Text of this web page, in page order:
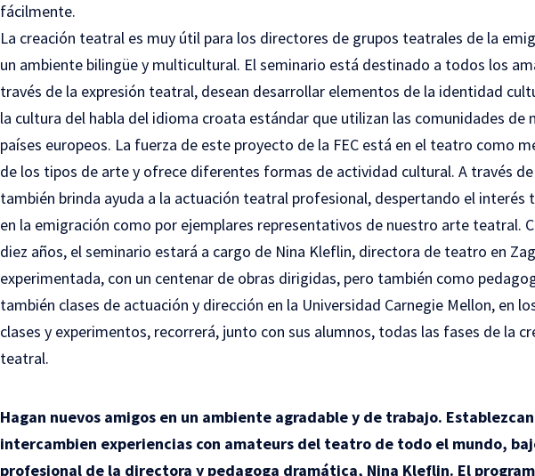
fácilmente.
La creación teatral es muy útil para los directores de grupos teatrales de la
un ambiente bilingüe y multicultural. El seminario está destinado a todos los
través de la expresión teatral, desean desarrollar elementos de la identidad
la cultura del habla del idioma croata estándar que utilizan las comunidades de
países europeos. La fuerza de este proyecto de la FEC está en el teatro como
de los tipos de arte y ofrece diferentes formas de actividad cultural. A través
también brinda ayuda a la actuación teatral profesional, despertando el
en la emigración como por ejemplares representativos de nuestro arte teatral.
diez años, el seminario estará a cargo de Nina Kleflin, directora de teatro en
experimentada, con un centenar de obras dirigidas, pero también como
también clases de actuación y dirección en la Universidad Carnegie Mellon, en
clases y experimentos, recorrerá, junto con sus alumnos, todas las fases de la
teatral.
Hagan nuevos amigos en un ambiente agradable y de trabajo.
intercambien experiencias con amateurs del teatro de todo el mundo,
profesional de la directora y pedagoga dramática, Nina Kleflin. El